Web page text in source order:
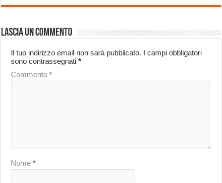
Lascia un commento
Il tuo indirizzo email non sarà pubblicato. I campi obbligatori
sono contrassegnati*
Commento*
Nome*